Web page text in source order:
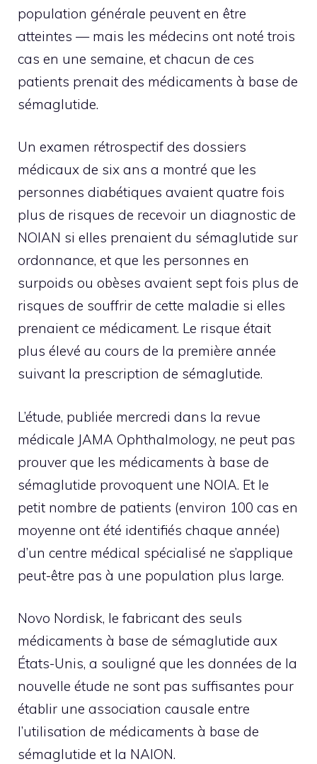
population générale peuvent en être
atteintes — mais les médecins ont noté trois
cas en une semaine, et chacun de ces
patients prenait des médicaments à base de
sémaglutide.
Un examen rétrospectif des dossiers
médicaux de six ans a montré que les
personnes diabétiques avaient quatre fois
plus de risques de recevoir un diagnostic de
NOIAN si elles prenaient du sémaglutide sur
ordonnance, et que les personnes en
surpoids ou obèses avaient sept fois plus de
risques de souffrir de cette maladie si elles
prenaient ce médicament. Le risque était
plus élevé au cours de la première année
suivant la prescription de sémaglutide.
L’étude, publiée mercredi dans la revue
médicale JAMA Ophthalmology, ne peut pas
prouver que les médicaments à base de
sémaglutide provoquent une NOIA. Et le
petit nombre de patients (environ 100 cas en
moyenne ont été identifiés chaque année)
d’un centre médical spécialisé ne s’applique
peut-être pas à une population plus large.
Novo Nordisk, le fabricant des seuls
médicaments à base de sémaglutide aux
États-Unis, a souligné que les données de la
nouvelle étude ne sont pas suffisantes pour
établir une association causale entre
l’utilisation de médicaments à base de
sémaglutide et la NAION.